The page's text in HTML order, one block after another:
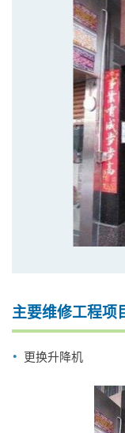
主要维修工程项
更换升降机